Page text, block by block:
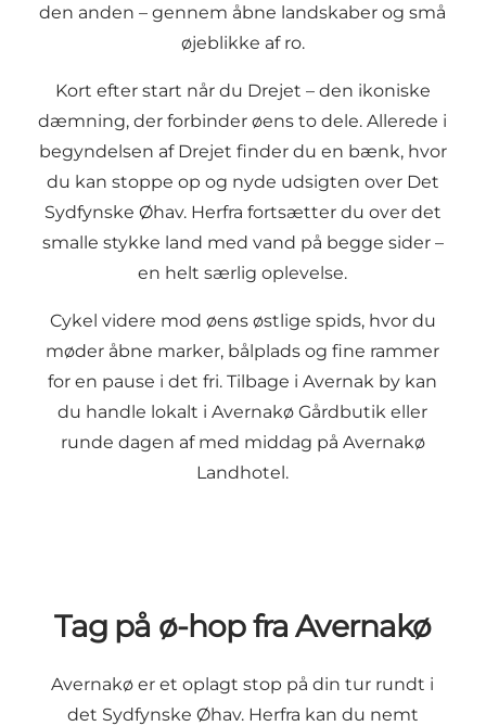
den anden – gennem åbne landskaber og små
øjeblikke af ro.
Kort efter start når du Drejet – den ikoniske
dæmning, der forbinder øens to dele. Allerede i
begyndelsen af Drejet finder du en bænk, hvor
du kan stoppe op og nyde udsigten over Det
Sydfynske Øhav. Herfra fortsætter du over det
smalle stykke land med vand på begge sider –
en helt særlig oplevelse.
Cykel videre mod øens østlige spids, hvor du
møder åbne marker, bålplads og fine rammer
for en pause i det fri. Tilbage i Avernak by kan
du handle lokalt i Avernakø Gårdbutik eller
runde dagen af med middag på Avernakø
Landhotel.
Tag på ø-hop fra Avernakø
Avernakø er et oplagt stop på din tur rundt i
det Sydfynske Øhav. Herfra kan du nemt